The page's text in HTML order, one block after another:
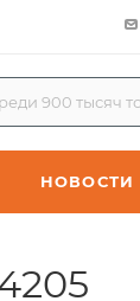
НОВОСТИ